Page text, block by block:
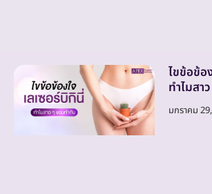
ไขข้อข้อ
ทำไมสา
มกราคม